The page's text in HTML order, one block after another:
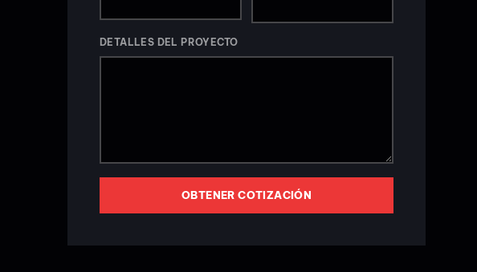
DETALLES DEL PROYECTO
OBTENER COTIZACIÓN